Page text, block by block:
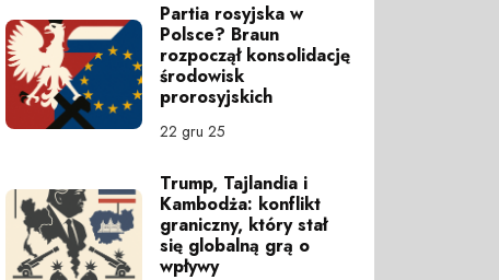
Partia rosyjska w
Polsce? Braun
rozpoczął konsolidację
środowisk
prorosyjskich
22 gru 25
Trump, Tajlandia i
Kambodża: konflikt
graniczny, który stał
się globalną grą o
wpływy